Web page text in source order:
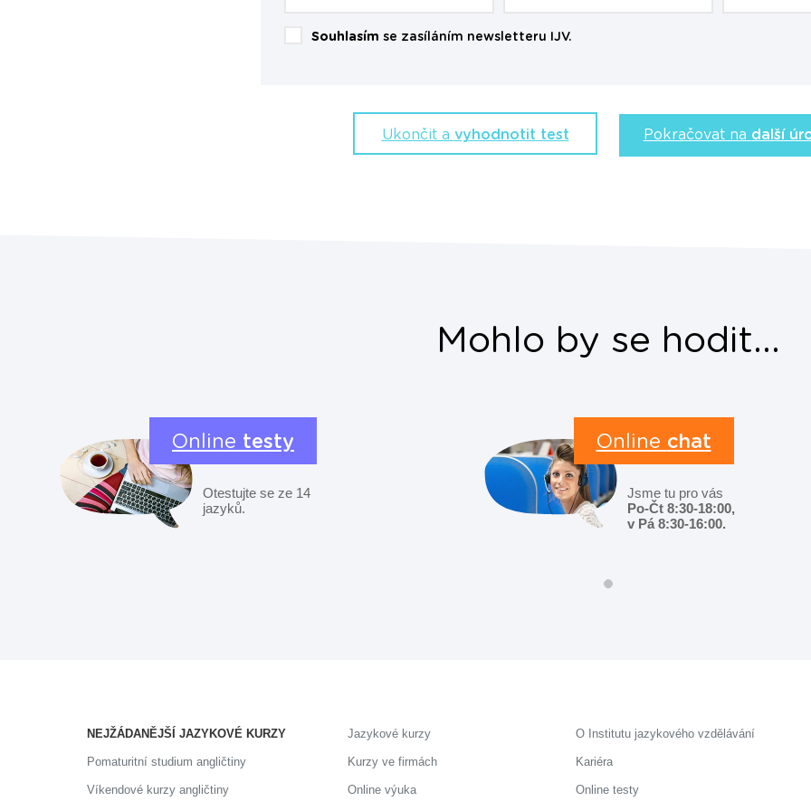
Souhlasím se zasíláním newsletteru IJV.
Ukončit a vyhodnotit test Pokračovat na další
Mohlo by se hodit...
Online testy
Otestujte se ze 14
jazyků.
Online chat
Jsme tu pro vás
Po-Čt 8:30-18:00,
v Pá 8:30-16:00.
NEJŽÁDANĚJŠÍ JAZYKOVÉ KURZY
Pomaturitní studium angličtiny
Víkendové kurzy angličtiny
Jazykové kurzy
Kurzy ve firmách
Online výuka
O Institutu jazykového vzdělávání
Kariéra
Online testy